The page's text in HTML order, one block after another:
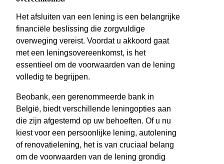
Het afsluiten van een lening is een belangrijke
financiële beslissing die zorgvuldige
overweging vereist. Voordat u akkoord gaat
met een leningsovereenkomst, is het
essentieel om de voorwaarden van de lening
volledig te begrijpen.
Beobank, een gerenommeerde bank in
België, biedt verschillende leningopties aan
die zijn afgestemd op uw behoeften. Of u nu
kiest voor een persoonlijke lening, autolening
of renovatielening, het is van cruciaal belang
om de voorwaarden van de lening grondig